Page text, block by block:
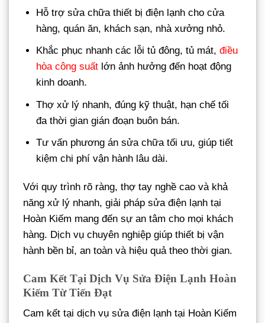
Hỗ trợ sửa chữa thiết bị điện lạnh cho cửa
hàng, quán ăn, khách sạn, nhà xưởng nhỏ.
Khắc phục nhanh các lỗi tủ đông, tủ mát,điều
hòa công suất lớn ảnh hưởng đến hoạt động
kinh doanh.
Thợ xử lý nhanh, đúng kỹ thuật, hạn chế tối
đa thời gian gián đoạn buôn bán.
Tư vấn phương án sửa chữa tối ưu, giúp tiết
kiệm chi phí vận hành lâu dài.
Với quy trình rõ ràng, thợ tay nghề cao và khả
năng xử lý nhanh, giải pháp sửa điện lạnh tại
Hoàn Kiếm mang đến sự an tâm cho mọi khách
hàng. Dịch vụ chuyên nghiệp giúp thiết bị vận
hành bền bỉ, an toàn và hiệu quả theo thời gian.
Cam Kết Tại Dịch Vụ Sửa Điện Lạnh Hoàn
Kiếm Từ Tiến Đạt
Cam kết tại dịch vụ sửa điện lạnh tại Hoàn Kiếm